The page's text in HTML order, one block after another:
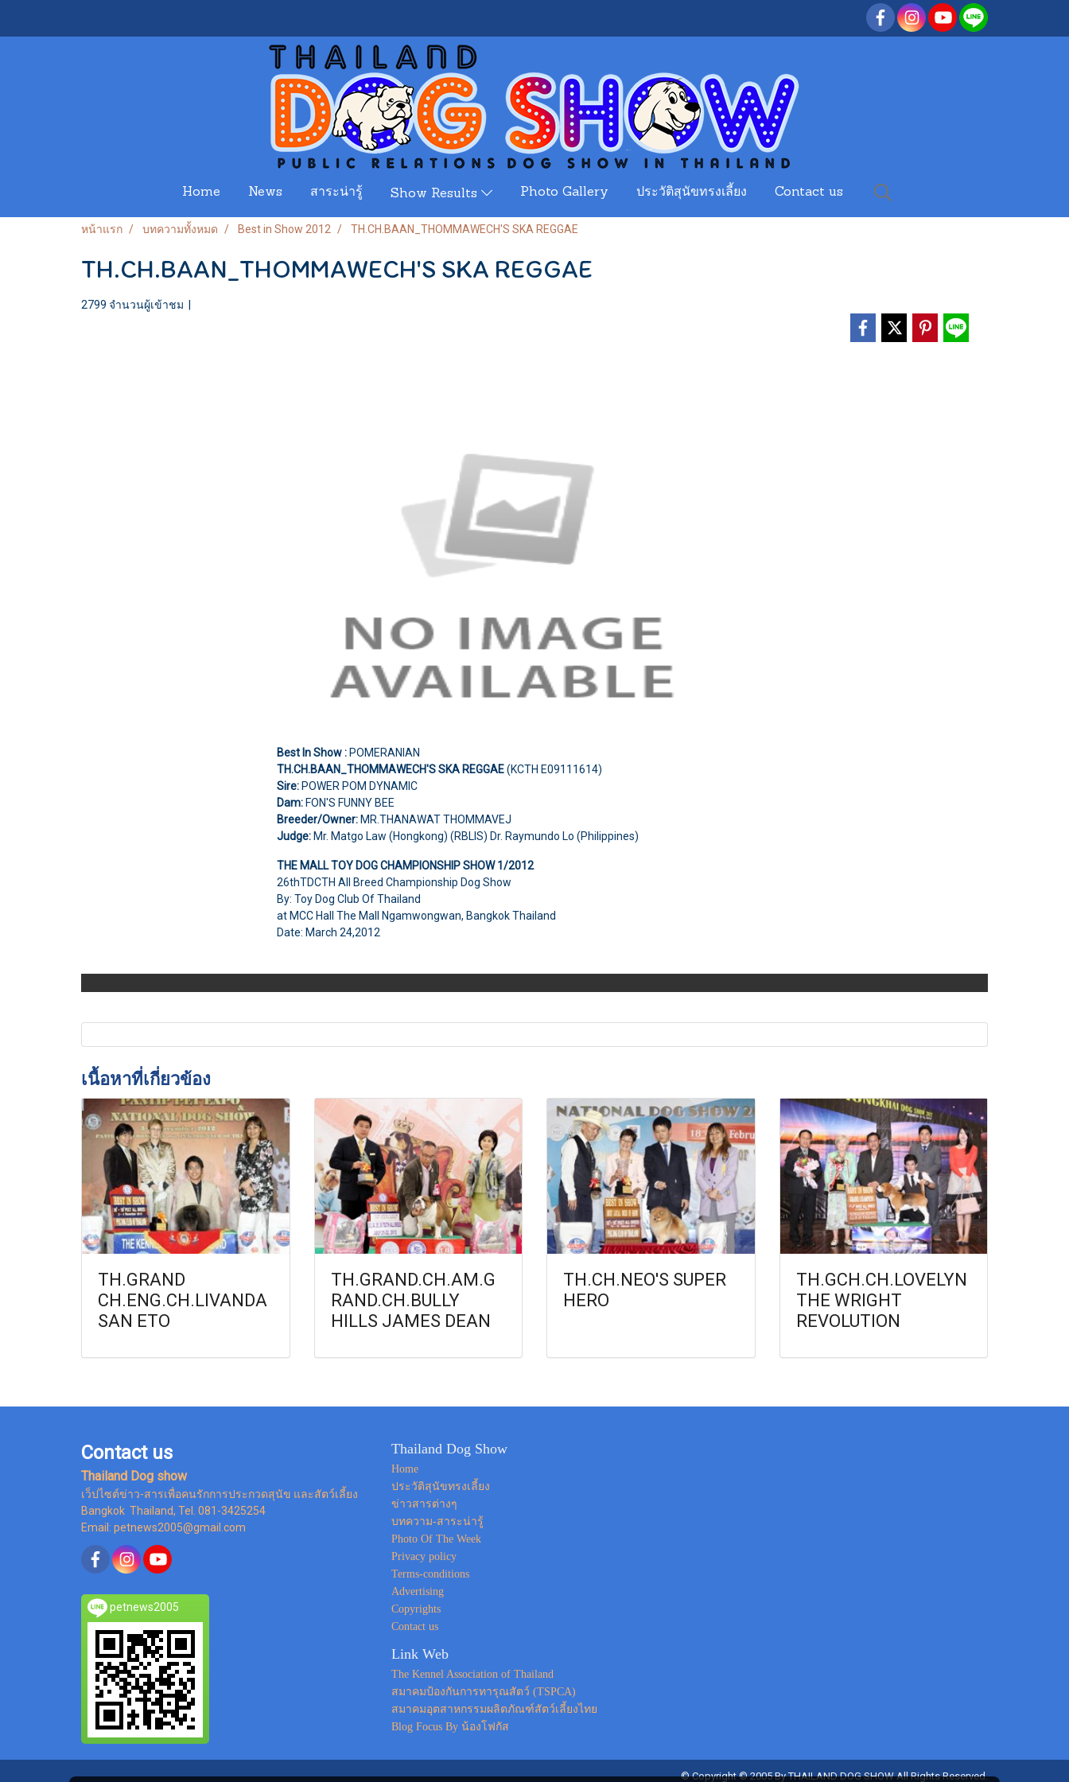
Home News สาระน่ารู้ Show Results Photo Gallery ประวัติสุนัขทรงเลี้ยง Contact us
หน้าแรก บทความทั้งหมด Best in Show 2012 TH.CH.BAAN_THOMMAWECH'S SKA REGGAE
TH.CH.BAAN_THOMMAWECH'S SKA REGGAE
2799 จำนวนผู้เข้าชม |
Best In Show : POMERANIAN
TH.CH.BAAN_THOMMAWECH'S SKA REGGAE(KCTH E09111614)
Sire: POWER POM DYNAMIC
Dam: FON'S FUNNY BEE
Breeder/Owner: MR.THANAWAT THOMMAVEJ
Judge: Mr. Matgo Law (Hongkong) (RBLIS) Dr. Raymundo Lo (Philippines)
THE MALL TOY DOG CHAMPIONSHIP SHOW 1/2012
26thTDCTH All Breed Championship Dog Show
By: Toy Dog Club Of Thailand
at MCC Hall The Mall Ngamwongwan, Bangkok Thailand
Date: March 24,2012
เนื้อหาที่เกี่ยวข้อง
TH.GRAND
CH.ENG.CH.LIVANDA
SAN ETO
TH.GRAND.CH.AM.G
RAND.CH.BULLY
HILLS JAMES DEAN
TH.CH.NEO'S SUPER
HERO
TH.GCH.CH.LOVELYN
THE WRIGHT
REVOLUTION
Contact us
Thailand Dog show
เว็ปไซต์ข่าว-สารเพื่อคนรักการประกวดสุนัข และสัตว์เลี้ยง
Bangkok Thailand, Tel. 081-3425254
Email: petnews2005@gmail.com
petnews2005
Thailand Dog Show
Home
ประวัติสุนัขทรงเลี้ยง
ข่าวสารต่างๆ
บทความ-สาระน่ารู้
Photo Of The Week
Privacy policy
Terms-conditions
Advertising
Copyrights
Contact us
Link Web
The Kennel Association of Thailand
สมาคมป้องกันการทารุณสัตว์ (TSPCA)
สมาคมอุตสาหกรรมผลิตภัณฑ์สัตว์เลี้ยงไทย
Blog Focus By น้องโฟกัส
© Copyright © 2005 By THAILAND DOG SHOW All Rights Reserved.